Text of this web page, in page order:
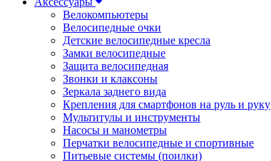
Велокомпьютеры
Велосипедные очки
Детские велосипедные кресла
Замки велосипедные
Защита велосипедная
Звонки и клаксоны
Зеркала заднего вида
Крепления для смартфонов на руль и руку
Мультитулы и инструменты
Насосы и манометры
Перчатки велосипедные и спортивные
Питьевые системы (поилки)